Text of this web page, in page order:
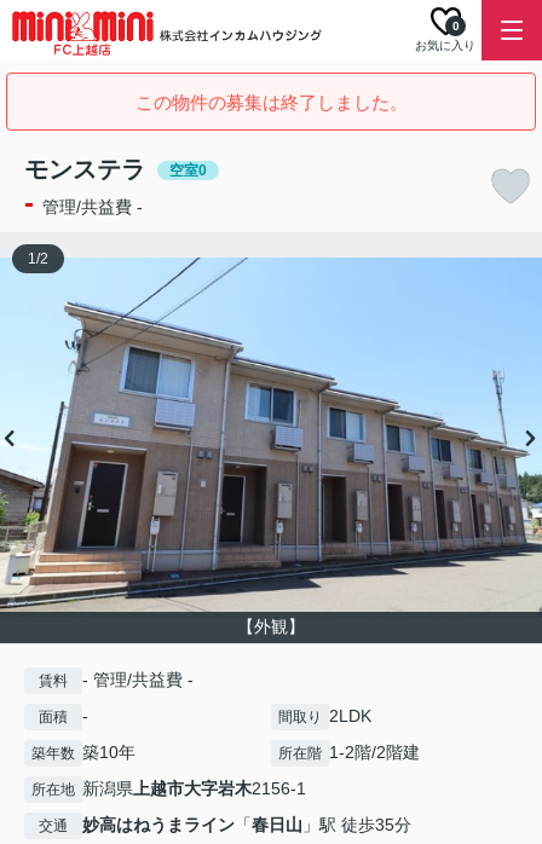
お気に入り
0
この物件の募集は終了しました。
モンステラ 空室0
- 管理/共益費 -
【外観】
1/2
賃料 - 管理/共益費 -
面積 - 間取り 2LDK
築年数 築10年 所在階 1-2階/2階建
所在地 新潟県上越市大字岩木2156-1
交通 妙高はねうまライン 「春日山 」駅 徒歩35分